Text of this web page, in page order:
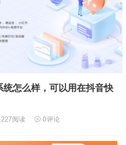
怎么样，可以用在抖音快
阅读 0评论